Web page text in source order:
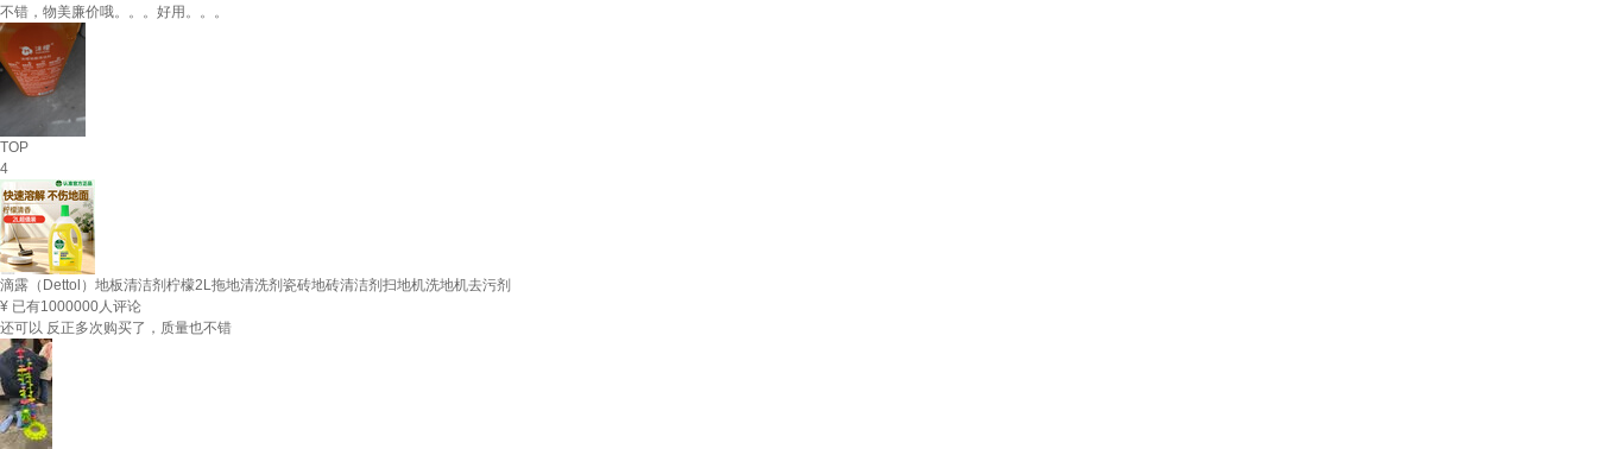
不错，物美廉价哦。。。好用。。。
TOP
4
滴露（Dettol）地板清洁剂柠檬2L拖地清洗剂瓷砖地砖清洁剂扫地机洗地机去污剂
¥ 已有1000000人评论
还可以 反正多次购买了，质量也不错